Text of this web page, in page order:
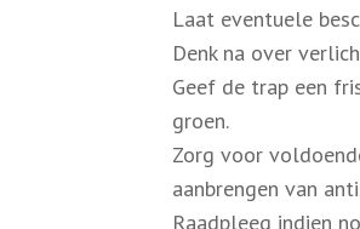
Laat eventuele
Denk na over
Geef de trap een
groen.
Zorg voor
aanbrengen van
Raadpleeg indien